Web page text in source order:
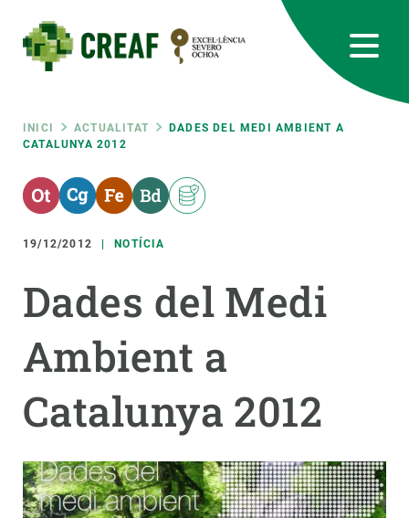
contingut
Fil
d'ariadna
INICI ACTUALITAT
DADES DEL MEDI AMBIENT A
CATALUNYA 2012
19/12/2012 NOTÍCIA
Dades del Medi
Ambient a
Catalunya 2012
RRSS
Featured
responsive
INTRANET
Responsive
menu
RECERCA
CIÈNCIA EN ACCIÓ
UNEIX-TE A NOSALTRES
NOTÍCIES I AGENDA